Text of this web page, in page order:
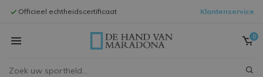
Officieel echtheidscertificaat Inlijstingen
Klantenservice
0